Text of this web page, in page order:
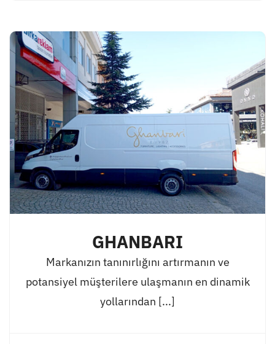
GHANBARI
Markanızın tanınırlığını artırmanın ve
potansiyel müşterilere ulaşmanın en dinamik
yollarından [...]